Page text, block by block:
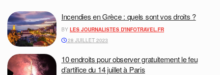
Incendies en Grèce : quels sont vos droits ?
BY LES JOURNALISTES D'INFOTRAVEL.FR
28 JUILLET 2023
10 endroits pour observer gratuitement le feu
d’artifice du 14 juillet à Paris